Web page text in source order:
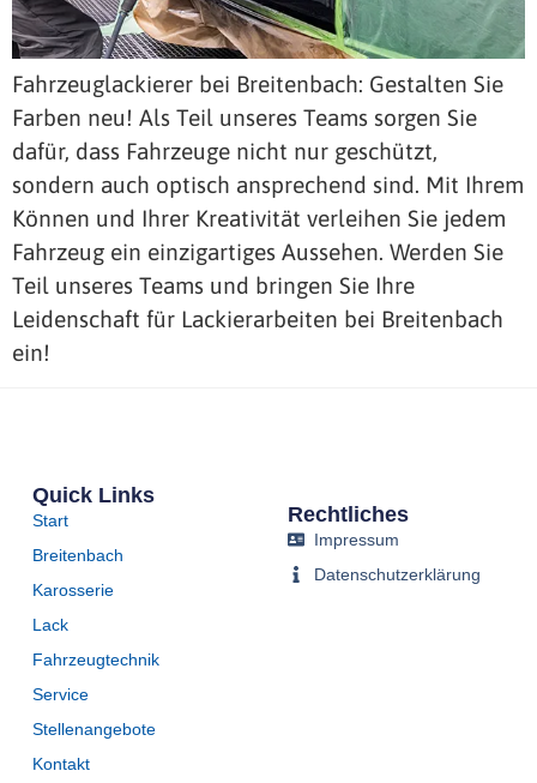
Fahrzeuglackierer bei Breitenbach: Gestalten Sie
Farben neu! Als Teil unseres Teams sorgen Sie
dafür, dass Fahrzeuge nicht nur geschützt,
sondern auch optisch ansprechend sind. Mit Ihrem
Können und Ihrer Kreativität verleihen Sie jedem
Fahrzeug ein einzigartiges Aussehen. Werden Sie
Teil unseres Teams und bringen Sie Ihre
Leidenschaft für Lackierarbeiten bei Breitenbach
ein!
Quick Links
Start
Breitenbach
Karosserie
Lack
Fahrzeugtechnik
Service
Stellenangebote
Kontakt
Rechtliches
Impressum
Datenschutzerklärung